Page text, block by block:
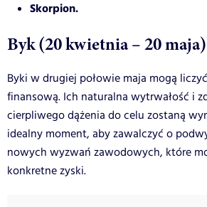
Skorpion.
Byk (20 kwietnia – 20 maja)
Byki w drugiej połowie maja mogą
finansową. Ich naturalna wytrwałość i
cierpliwego dążenia do celu zostaną
idealny moment, aby zawalczyć o
nowych wyzwań zawodowych, które
konkretne zyski.